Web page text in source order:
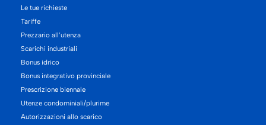
Le tue richieste
Tariffe
Prezzario all’utenza
Scarichi industriali
Bonus idrico
Bonus integrativo provinciale
Prescrizione biennale
Utenze condominiali/plurime
Autorizzazioni allo scarico